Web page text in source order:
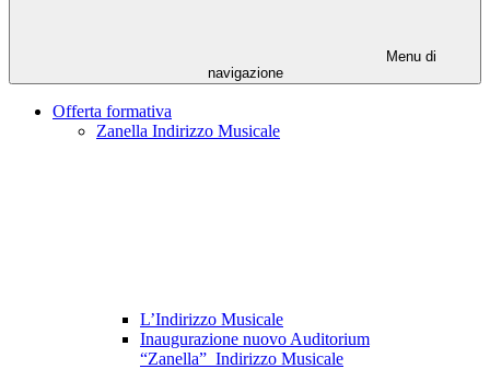
Menu di
navigazione
Offerta formativa
Zanella Indirizzo Musicale
L’Indirizzo Musicale
Inaugurazione nuovo Auditorium
“Zanella”_Indirizzo Musicale